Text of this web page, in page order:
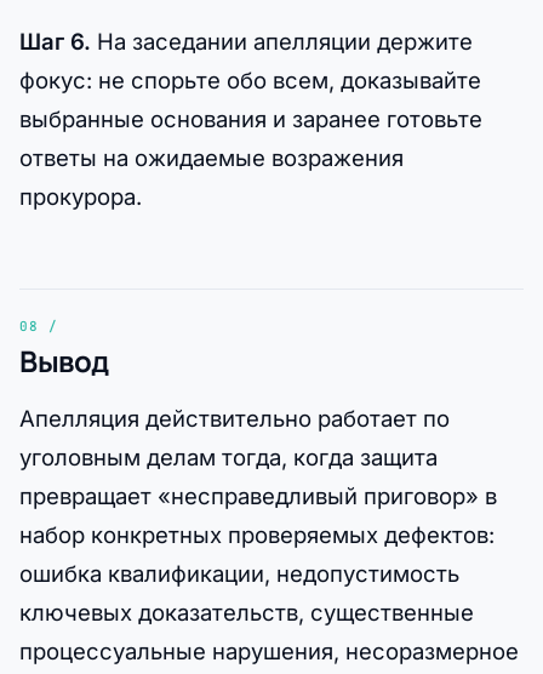
Шаг 6. На заседании апелляции держите
фокус: не спорьте обо всем, доказывайте
выбранные основания и заранее готовьте
ответы на ожидаемые возражения
прокурора.
Вывод
Апелляция действительно работает по
уголовным делам тогда, когда защита
превращает «несправедливый приговор» в
набор конкретных проверяемых дефектов:
ошибка квалификации, недопустимость
ключевых доказательств, существенные
процессуальные нарушения, несоразмерное